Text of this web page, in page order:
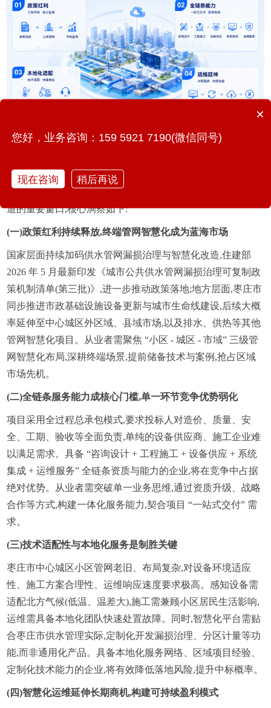
本项目不仅是单次 2.68 亿元的市政工程商机,更是洞察枣庄市
乃至山东省智慧水务下沉市场、布局城市供水终端智慧化赛
道的重要窗口,核心洞察如下:
(一)政策红利持续释放,终端管网智慧化成为蓝海市场
国家层面持续加码供水管网漏损治理与智慧化改造,住建部
2026 年 5 月最新印发《城市公共供水管网漏损治理可复制政
策机制清单(第三批)》,进一步推动政策落地;地方层面,枣庄市
同步推进市政基础设施设备更新与城市生命线建设,后续大概
率延伸至中心城区外区域、县域市场,以及排水、供热等其他
管网智慧化项目。从业者需聚焦 “小区 - 城区 - 市域” 三级管
网智慧化布局,深耕终端场景,提前储备技术与案例,抢占区域
市场先机。
(二)全链条服务能力成核心门槛,单一环节竞争优势弱化
项目采用全过程总承包模式,要求投标人对造价、质量、安
全、工期、验收等全面负责,单纯的设备供应商、施工企业难
以满足需求。具备 “咨询设计 + 工程施工 + 设备供应 + 系统
集成 + 运维服务” 全链条资质与能力的企业,将在竞争中占据
绝对优势。从业者需突破单一业务思维,通过资质升级、战略
合作等方式,构建一体化服务能力,契合项目 “一站式交付” 需
求。
(三)技术适配性与本地化服务是制胜关键
枣庄市中心城区小区管网老旧、布局复杂,对设备环境适应
性、施工方案合理性、运维响应速度要求极高。感知设备需
适配北方气候(低温、温差大),施工需兼顾小区居民生活影响,
运维需具备本地化团队快速处置故障。同时,智慧化平台需贴
合枣庄市供水管理实际,定制化开发漏损治理、分区计量等功
能,而非通用化产品。具备本地化服务网络、区域项目经验、
定制化技术能力的企业,将有效降低落地风险,提升中标概率。
(四)智慧化运维延伸长期商机,构建可持续盈利模式
×
您好，业务咨询：159 5921 7190(微信同号)
现在咨询 稍后再说